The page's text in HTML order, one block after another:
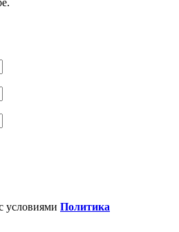
условиями Политика